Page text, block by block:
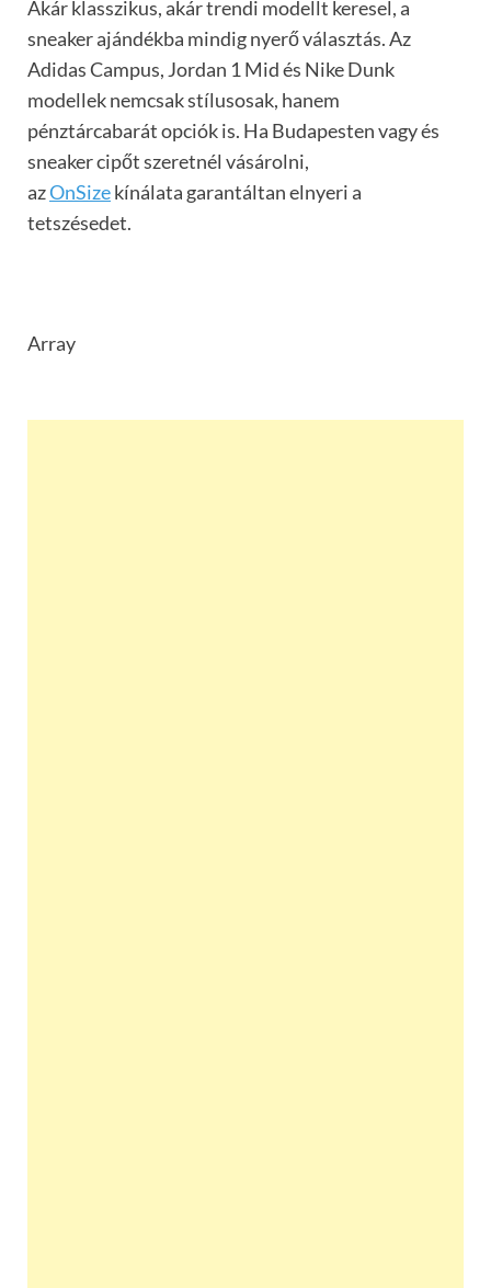
Akár klasszikus, akár trendi modellt keresel, a
sneaker ajándékba mindig nyerő választás. Az
Adidas Campus, Jordan 1 Mid és Nike Dunk
modellek nemcsak stílusosak, hanem
pénztárcabarát opciók is. Ha Budapesten vagy és
sneaker cipőt szeretnél vásárolni,
azOnSizekínálata garantáltan elnyeri a
tetszésedet.
Array